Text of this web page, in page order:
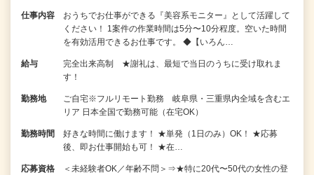
仕事内容
おうちでお仕事ができる『美容系モニター』として活躍して
ください！ 1案件の作業時間は5分〜10分程度。空いた時間
を有効活用できるお仕事です。 ◆【いろん…
給与
完全出来高制 ★謝礼は、最短で当日のうちに受け取れま
す！
勤務地
ご自宅※フルリモート勤務 岐阜県・三重県内全域を含むエ
リア 日本全国で勤務可能（在宅OK）
勤務時間
好きな時間に働けます！ ★単発（1日のみ）OK！ ★応募
後、即お仕事開始も可！ ★在…
応募資格
＜未経験者OK／年齢不問＞⇒★特に20代〜50代の女性の登